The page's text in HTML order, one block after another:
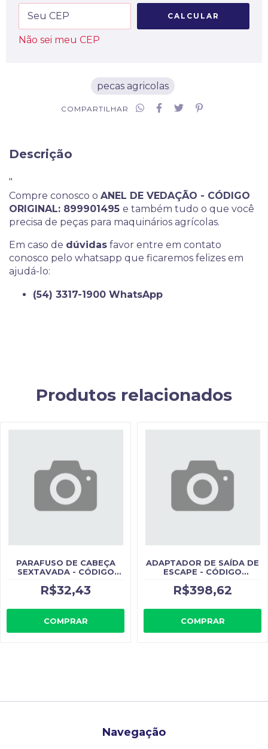
CALCULAR
Não sei meu CEP
pecas agricolas
COMPARTILHAR
Descrição
"
Compre conosco o ANEL DE VEDAÇÃO - CÓDIGO
ORIGINAL: 899901495 e também tudo o que você
precisa de peças para maquinários agrícolas.
Em caso de dúvidas favor entre em contato
conosco pelo whatsapp que ficaremos felizes em
ajudá-lo:
(54) 3317-1900 WhatsApp
Produtos relacionados
PARAFUSO DE CABEÇA
SEXTAVADA - CÓDIGO
R$32,43
COMPRAR
ADAPTADOR DE SAÍDA DE
ESCAPE - CÓDIGO
R$398,62
COMPRAR
Navegação